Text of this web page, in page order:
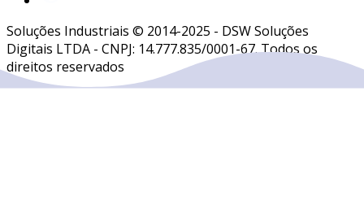
Soluções Industriais © 2014-2025 - DSW Soluções
Digitais LTDA - CNPJ: 14.777.835/0001-67. Todos os
direitos reservados